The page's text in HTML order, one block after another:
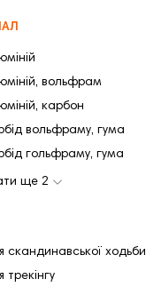
вольфрам
карбон
вольфраму, гума
гольфраму, гума
ще 2
скандинавської ходьби
трекінгу